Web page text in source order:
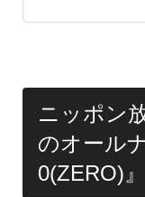
ニッポン
のオール
0(ZERO)』